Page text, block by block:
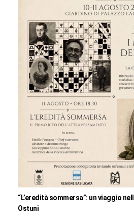
“L’eredità sommersa”: un viaggio
Ostuni